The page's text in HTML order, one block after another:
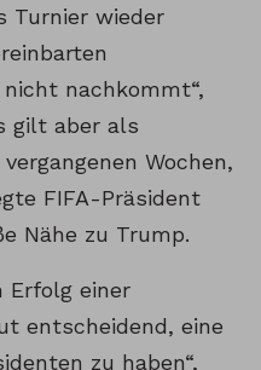
Turnier wieder
nachkommt“,
gilt aber als
Wochen,
FIFA-Präsident
Nähe zu Trump.
Erfolg einer
entscheidend, eine
zu haben“,